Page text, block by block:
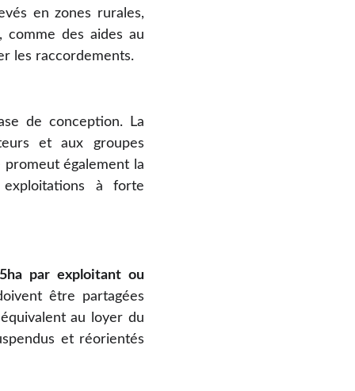
en zones rurales,
comme des aides au
les raccordements.
de conception. La
et aux groupes
promeut également la
exploitations à forte
5ha par exploitant ou
être partagées
au loyer du
et réorientés